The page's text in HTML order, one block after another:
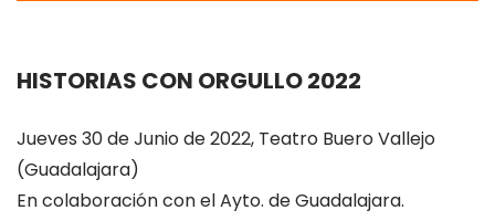
HISTORIAS CON ORGULLO 2022
Jueves 30 de Junio de 2022, Teatro Buero Vallejo
(Guadalajara)
En colaboración con el Ayto. de Guadalajara.